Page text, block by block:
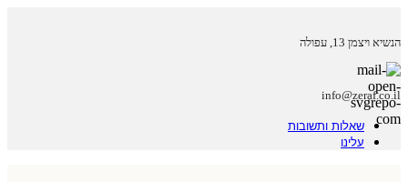
הנשיא ויצמן 13, עפולה
info@zeraf.co.il
שאלות ותשובות
עלינו